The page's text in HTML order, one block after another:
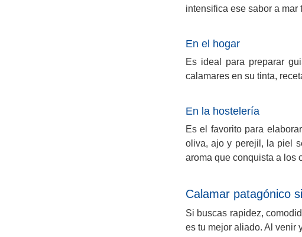
intensifica ese sabor a mar
En el hogar
Es ideal para preparar
calamares en su tinta,
En la hostelería
Es el favorito para
oliva, ajo y perejil, la piel
aroma que conquista a los
Calamar patagónico
Si buscas rapidez,
es tu mejor aliado. Al venir